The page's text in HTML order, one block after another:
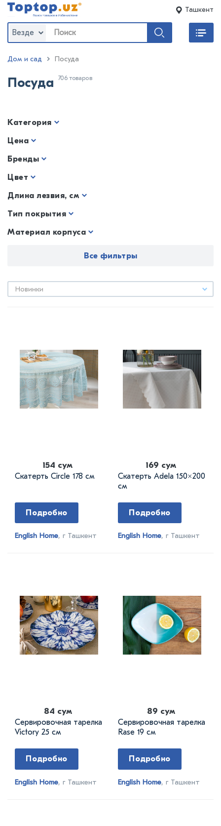
Ташкент
Везде
Дом и сад Посуда
Посуда 706 товаров
Категория
Цена
Бренды
Цвет
Длина лезвия, см
Тип покрытия
Материал корпуса
Все фильтры
Новинки
154 сум
Скатерть Circle 178 см
Подробно
English Home, г Ташкент
169 сум
Скатерть Adela 150×200
см
Подробно
English Home, г Ташкент
84 сум
Сервировочная тарелка
Victory 25 см
Подробно
English Home, г Ташкент
89 сум
Сервировочная тарелка
Rase 19 см
Подробно
English Home, г Ташкент